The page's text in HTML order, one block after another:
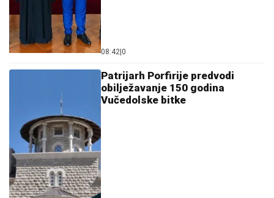
08:42 0
Patrijarh Porfirije predvodi
obilježavanje 150 godina
Vučedolske bitke